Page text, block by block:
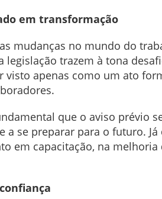
em transformação
mudanças no mundo do
legislação trazem à tona
visto apenas como um ato
que o aviso prévio
a se preparar para o futuro.
em capacitação, na